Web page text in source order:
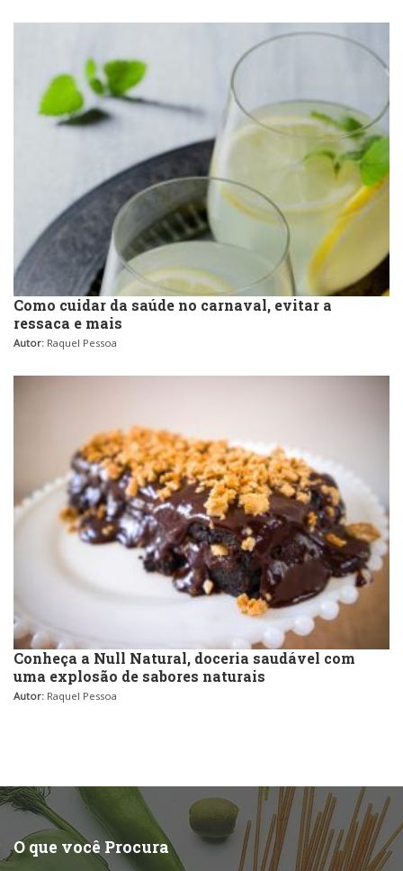
Como cuidar da saúde no carnaval, evitar a
ressaca e mais
Autor: Raquel Pessoa
Conheça a Null Natural, doceria saudável com
uma explosão de sabores naturais
Autor: Raquel Pessoa
O que você Procura